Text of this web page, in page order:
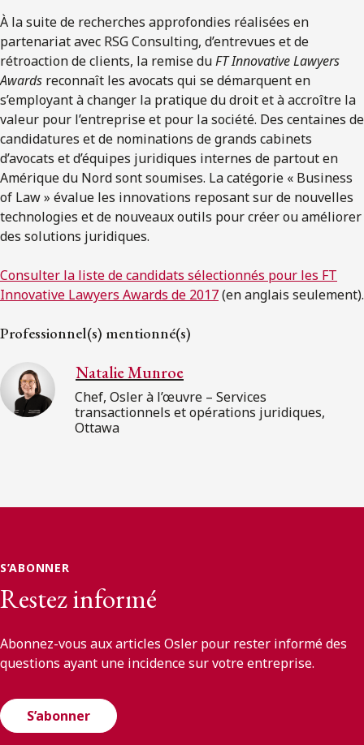
À la suite de recherches approfondies réalisées en
partenariat avec RSG Consulting, d’entrevues et de
rétroaction de clients, la remise duFT Innovative Lawyers
Awards reconnaît les avocats qui se démarquent en
s’employant à changer la pratique du droit et à accroître la
valeur pour l’entreprise et pour la société. Des centaines de
candidatures et de nominations de grands cabinets
d’avocats et d’équipes juridiques internes de partout en
Amérique du Nord sont soumises. La catégorie « Business
of Law » évalue les innovations reposant sur de nouvelles
technologies et de nouveaux outils pour créer ou améliorer
des solutions juridiques.
Consulter la liste de candidats sélectionnés pour les FT
Innovative Lawyers Awards de 2017(en anglais seulement).
Professionnel(s) mentionné(s)
Natalie Munroe
Chef, Osler à l’œuvre – Services
transactionnels et opérations juridiques,
Ottawa
S’ABONNER
Restez informé
Abonnez-vous aux articles Osler pour rester informé des
questions ayant une incidence sur votre entreprise.
S’abonner